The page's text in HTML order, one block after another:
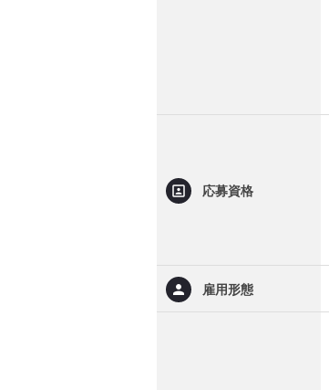
応募資格
雇用形態